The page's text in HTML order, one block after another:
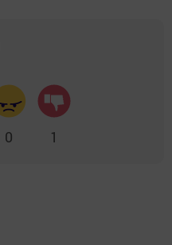
0 1